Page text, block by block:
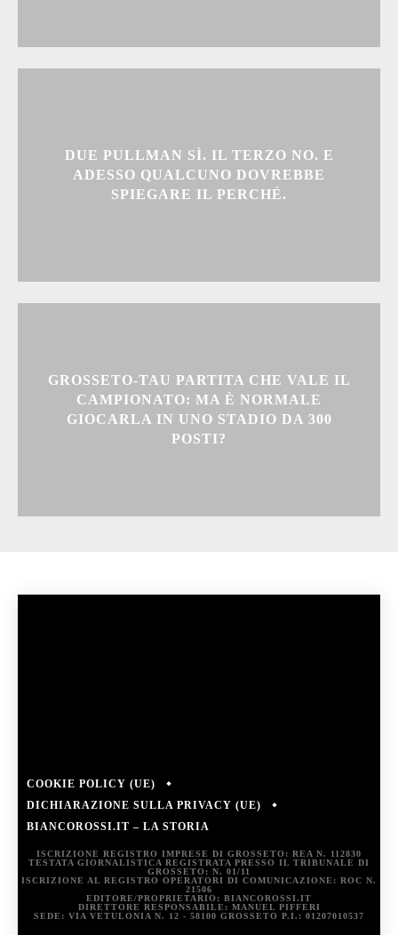
DUE PULLMAN SÌ. IL TERZO NO. E
ADESSO QUALCUNO DOVREBBE
SPIEGARE IL PERCHÉ.
GROSSETO-TAU PARTITA CHE VALE IL
CAMPIONATO: MA È NORMALE
GIOCARLA IN UNO STADIO DA 300
POSTI?
COOKIE POLICY (UE)
DICHIARAZIONE SULLA PRIVACY (UE)
BIANCOROSSI.IT – LA STORIA
ISCRIZIONE REGISTRO IMPRESE DI GROSSETO: REA N. 112830
TESTATA GIORNALISTICA REGISTRATA PRESSO IL TRIBUNALE DI
GROSSETO: N. 01/11
ISCRIZIONE AL REGISTRO OPERATORI DI COMUNICAZIONE: ROC N.
21506
EDITORE/PROPRIETARIO: BIANCOROSSI.IT
DIRETTORE RESPONSABILE: MANUEL PIFFERI
SEDE: VIA VETULONIA N. 12 - 58100 GROSSETO P.I.: 01207010537